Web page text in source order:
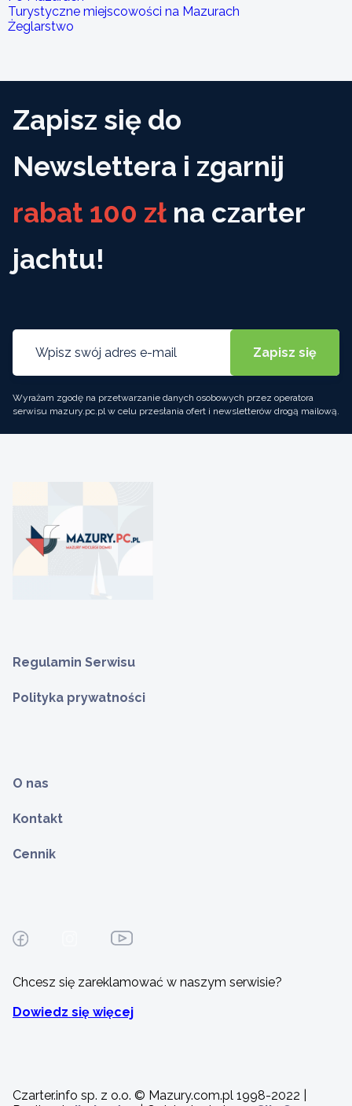
Turystyczne miejscowości na Mazurach
Żeglarstwo
Zapisz się do
Newslettera i zgarnij
rabat 100 zł na czarter
jachtu!
Wyrażam zgodę na przetwarzanie danych osobowych przez operatora
serwisu mazury.pc.pl w celu przesłania ofert i newsletterów drogą mailową.
Regulamin Serwisu
Polityka prywatności
O nas
Kontakt
Cennik
Chcesz się zareklamować w naszym serwisie?
Dowiedz się więcej
Czarter.info sp. z o.o. © Mazury.com.pl 1998-2022 |